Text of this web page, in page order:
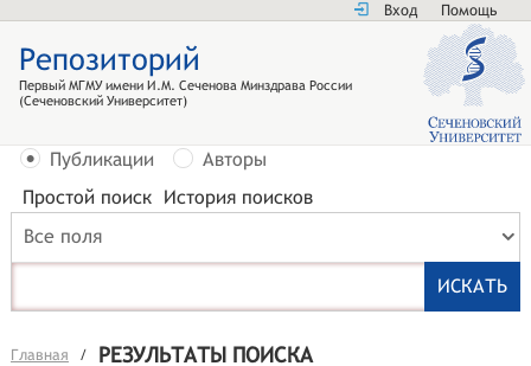
Вход Помощь
Репозиторий
Первый МГМУ имени И.М. Сеченова Минздрава России
(Сеченовский Университет)
Публикации
Авторы
Простой поиск История поисков
Все поля
Главная / РЕЗУЛЬТАТЫ ПОИСКА